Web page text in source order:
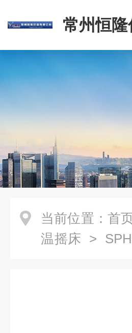
常州恒隆
当前位置： 首
温摇床 >